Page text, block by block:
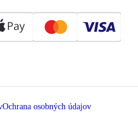
Ochrana osobných údajov